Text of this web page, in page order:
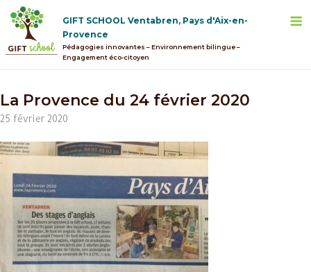
Skip
content
GIFT SCHOOL Ventabren, Pays d'Aix-en-
Provence
Pédagogies innovantes – Environnement bilingue –
Engagement éco-citoyen
La Provence du 24 février 2020
25 février 2020